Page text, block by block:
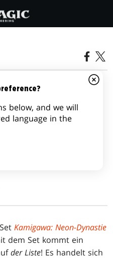
AN DER
NEON-
Kamigawa: Neon-Dynastie
dem Set kommt ein
der Liste! Es handelt sich
below, and we will
language in the